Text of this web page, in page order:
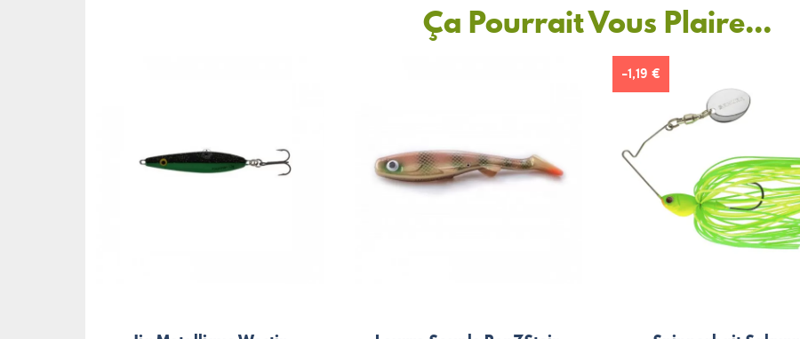
Ça Pourrait Vous Plaire...
-1,19 €